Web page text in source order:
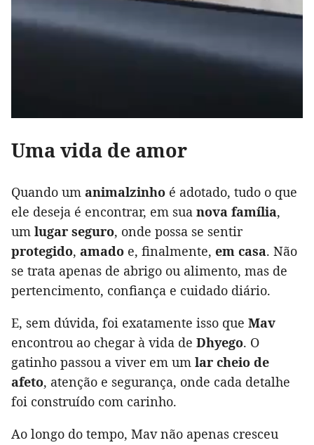
Uma vida de amor
Quando um animalzinho é adotado, tudo o que
ele deseja é encontrar, em sua nova família,
um lugar seguro, onde possa se sentir
protegido, amado e, finalmente, em casa. Não
se trata apenas de abrigo ou alimento, mas de
pertencimento, confiança e cuidado diário.
E, sem dúvida, foi exatamente isso que Mav
encontrou ao chegar à vida de Dhyego. O
gatinho passou a viver em um lar cheio de
afeto, atenção e segurança, onde cada detalhe
foi construído com carinho.
Ao longo do tempo, Mav não apenas cresceu